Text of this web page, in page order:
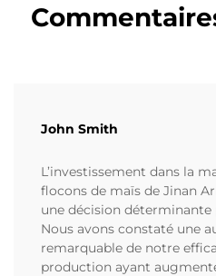
John Smith
L’investissement dans la
flocons de maïs de Jinan
une décision
Nous avons constaté une
remarquable de notre
production ayant